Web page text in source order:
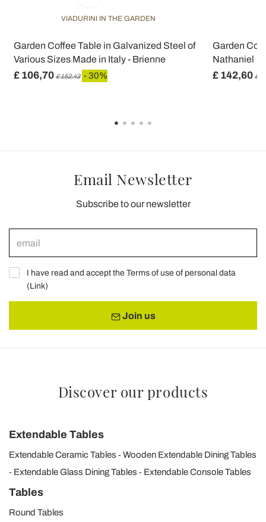
VIADURINI IN THE GARDEN
Garden Coffee Table in Galvanized Steel of
Various Sizes Made in Italy - Brienne
£ 106,70 £ 152,43 - 30%
Garden
Nathaniel
£ 142,60 £
Email Newsletter
Subscribe to our newsletter
I have read and accept the Terms of use of personal data
(Link)
Join us
Discover our products
Extendable Tables
Extendable Ceramic Tables
Wooden Extendable Dining Tables
Extendable Glass Dining Tables
Extendable Console Tables
Tables
Round Tables